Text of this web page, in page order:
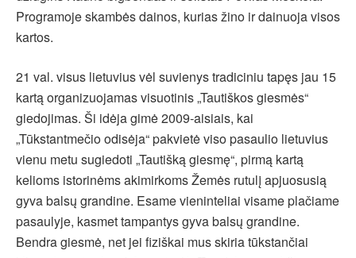
Programoje skambės dainos, kurias žino ir dainuoja visos
kartos.
21 val. visus lietuvius vėl suvienys tradiciniu tapęs jau 15
kartą organizuojamas visuotinis „Tautiškos giesmės“
giedojimas. Ši idėja gimė 2009-aisiais, kai
„Tūkstantmečio odisėja“ pakvietė viso pasaulio lietuvius
vienu metu sugiedoti „Tautišką giesmę“, pirmą kartą
kelioms istorinėms akimirkoms Žemės rutulį apjuosusią
gyva balsų grandine. Esame vieninteliai visame plačiame
pasaulyje, kasmet tampantys gyva balsų grandine.
Bendra giesmė, net jei fiziškai mus skiria tūkstančiai